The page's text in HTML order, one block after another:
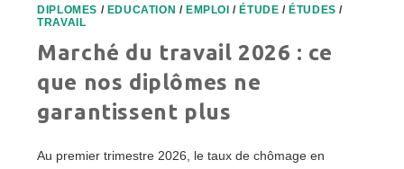
DIPLOMES / EDUCATION /EMPLOI /ÉTUDE /ÉTUDES /
TRAVAIL
Marché du travail 2026 : ce
que nos diplômes ne
garantissent plus
Au premier trimestre 2026, le taux de chômage en